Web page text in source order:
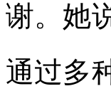
谢。她
通过多